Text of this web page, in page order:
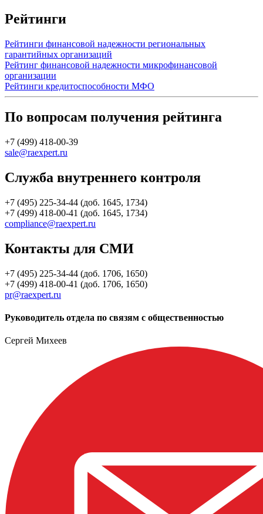
Рейтинги
Рейтинги финансовой надежности региональных
гарантийных организаций
Рейтинг финансовой надежности микрофинансовой
организации
Рейтинги кредитоспособности МФО
По вопросам получения рейтинга
+7 (499) 418-00-39
sale@raexpert.ru
Служба внутреннего контроля
+7 (495) 225-34-44 (доб. 1645, 1734)
+7 (499) 418-00-41 (доб. 1645, 1734)
compliance@raexpert.ru
Контакты для СМИ
+7 (495) 225-34-44 (доб. 1706, 1650)
+7 (499) 418-00-41 (доб. 1706, 1650)
pr@raexpert.ru
Руководитель отдела по связям с общественностью
Сергей Михеев